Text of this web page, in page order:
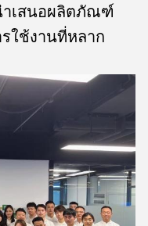
าเสนอผลิตภัณฑ์
ใช้งานที่หลาก